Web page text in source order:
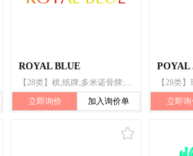
ROYAL BLUE
【28类】棋;纸牌;多米诺骨牌;钓鱼用具;游戏器具;麻将牌;围棋;玩具;游戏机;扑克牌
立即询价
加入询价单
POYAL
立即询